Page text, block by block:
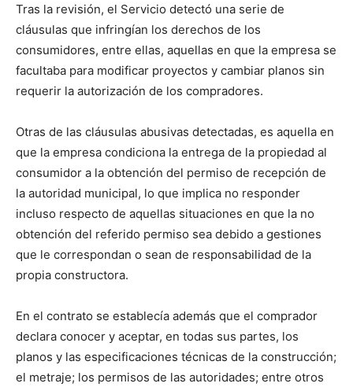
Tras la revisión, el Servicio detectó una serie de
cláusulas que infringían los derechos de los
consumidores, entre ellas, aquellas en que la empresa se
facultaba para modificar proyectos y cambiar planos sin
requerir la autorización de los compradores.
Otras de las cláusulas abusivas detectadas, es aquella en
que la empresa condiciona la entrega de la propiedad al
consumidor a la obtención del permiso de recepción de
la autoridad municipal, lo que implica no responder
incluso respecto de aquellas situaciones en que la no
obtención del referido permiso sea debido a gestiones
que le correspondan o sean de responsabilidad de la
propia constructora.
En el contrato se establecía además que el comprador
declara conocer y aceptar, en todas sus partes, los
planos y las especificaciones técnicas de la construcción;
el metraje; los permisos de las autoridades; entre otros